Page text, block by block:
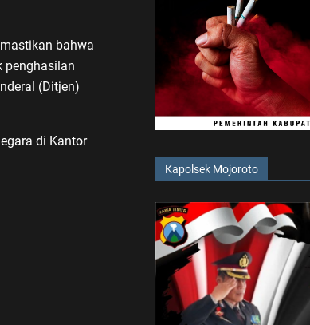
bahwa
penghasilan
(Ditjen)
di Kantor
Kapolsek Mojoroto